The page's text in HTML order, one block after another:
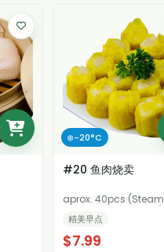
❄️-20°C
#20 鱼肉烧卖
aprox. 40pcs (Steam
精美早点
$7.99